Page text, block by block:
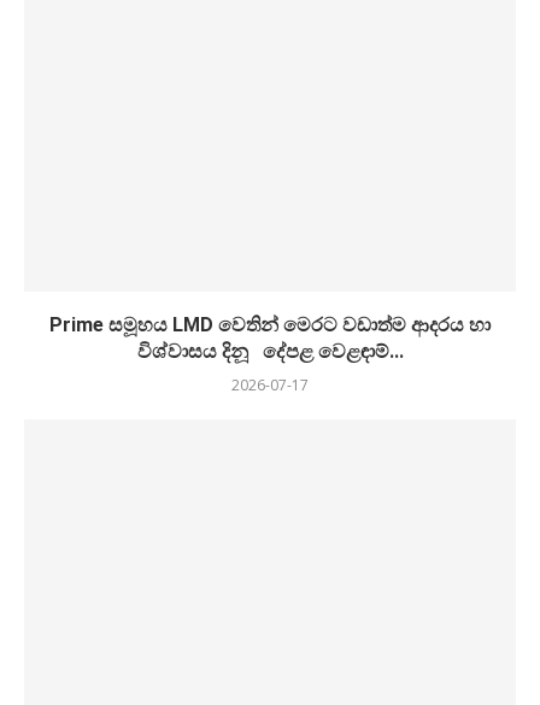
Prime සමූහය LMD වෙතින් මෙරට වඩාත්ම ආදරය හා
විශ්වාසය දිනූ දේපළ වෙළඳාම්...
2026-07-17